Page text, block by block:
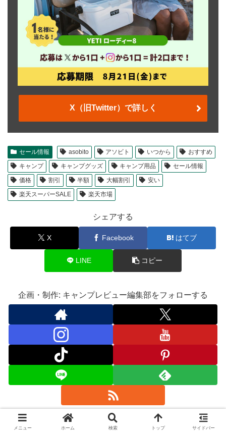
X（旧Twitter）で詳しく
セール情報 asobito アソビト いつから
おすすめ
キャンプ
キャンプグッズ キャンプ用品
セール情報
価格
割引 半額 大幅割引
安い
楽天スーパーSALE
楽天市場
シェアする
X Facebook はてブ
LINE コピー
企画・制作: キャンプレビュー編集部をフォローする
メニュー ホーム 検索 トップ サイドバー